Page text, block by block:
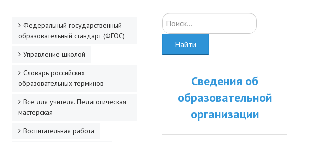
Федеральный государственный
образовательный стандарт (ФГОС)
Управление школой
Словарь российских
образовательных терминов
Все для учителя. Педагогическая
мастерская
Воспитательная работа
Искать...
Найти
Сведения об
образовательной
организации